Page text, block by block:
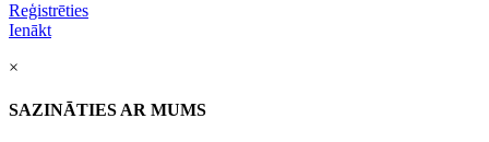
Reģistrēties
Ienākt
×
SAZINĀTIES AR MUMS